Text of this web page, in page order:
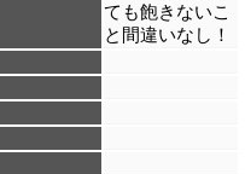
ても飽きないこ
と間違いなし！